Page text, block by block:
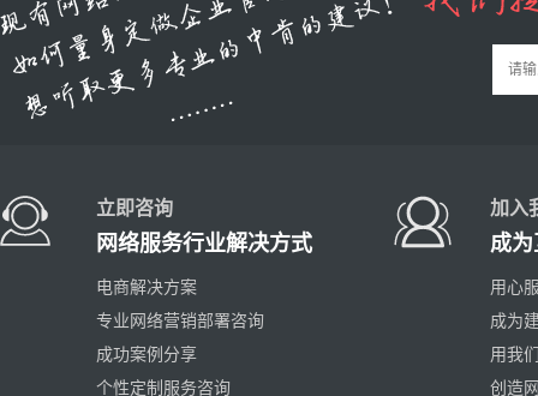
立即咨询
网络服务行业解决方式
电商解决方案
专业网络营销部署咨询
成功案例分享
个性定制服务咨询
加入
成
用心
成为
用我
创造